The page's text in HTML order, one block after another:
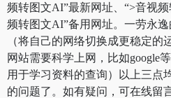
频转图文AI”最新网址、“>音视
频转图文AI”备用网址。一劳永
（将自己的网络切换成更稳定的
网站需要科学上网，比如google
用于学习资料的查询）以上三点
的问题了。如有疑问，可在线留